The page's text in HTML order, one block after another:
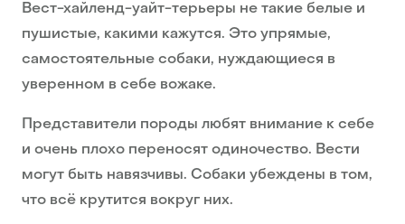
Вест-хайленд-уайт-терьеры не такие белые и
пушистые, какими кажутся. Это упрямые,
самостоятельные собаки, нуждающиеся в
уверенном в себе вожаке.
Представители породы любят внимание к себе
и очень плохо переносят одиночество. Вести
могут быть навязчивы. Собаки убеждены в том,
что всё крутится вокруг них.